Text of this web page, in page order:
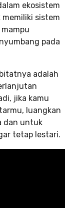
ekosistem
memiliki sistem
pada
adalah
jika kamu
luangkan
dan untuk
tetap lestari.